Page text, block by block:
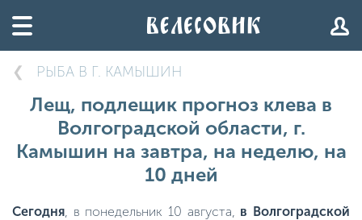
РЫБА В Г. КАМЫШИН
Лещ, подлещик прогноз клева в
Волгоградской области, г.
Камышин на завтра, на неделю, на
10 дней
Сегодня, в понедельник 10 августа, в Волгоградской